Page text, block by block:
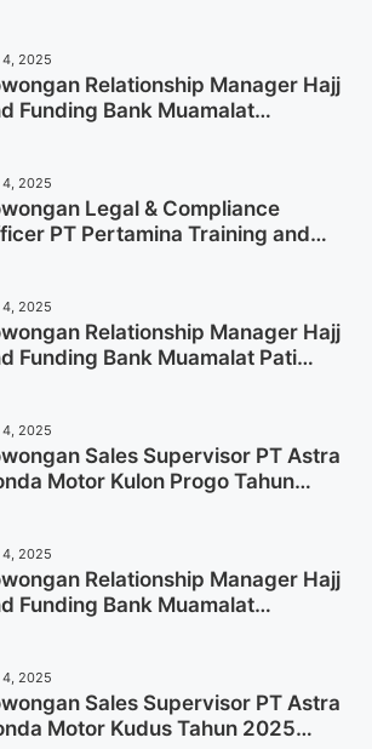
2025
Relationship Manager Hajj
Funding Bank Muamalat
2025
Legal & Compliance
PT Pertamina Training and
2025
Relationship Manager Hajj
Funding Bank Muamalat Pati
2025
Sales Supervisor PT Astra
Motor Kulon Progo Tahun
2025
Relationship Manager Hajj
Funding Bank Muamalat
2025
Sales Supervisor PT Astra
Motor Kudus Tahun 2025